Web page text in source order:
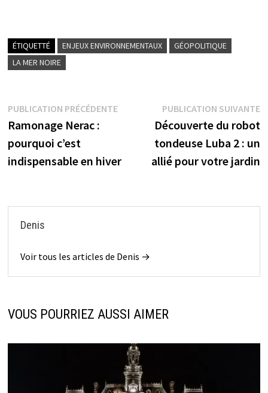
ÉTIQUETTÉ ENJEUX ENVIRONNEMENTAUX
GÉOPOLITIQUE
LA MER NOIRE
Navigation
de
l’article
PUBLICATION PRÉCÉDENTEPublication
précédente :
Ramonage Nerac :
pourquoi c’est
indispensable en hiver
PUBLICATION SUIVANTE
Découverte du robot
tondeuse Luba 2 : un
allié pour votre jardin
Denis
Voir tous les articles de Denis →
VOUS POURRIEZ AUSSI AIMER